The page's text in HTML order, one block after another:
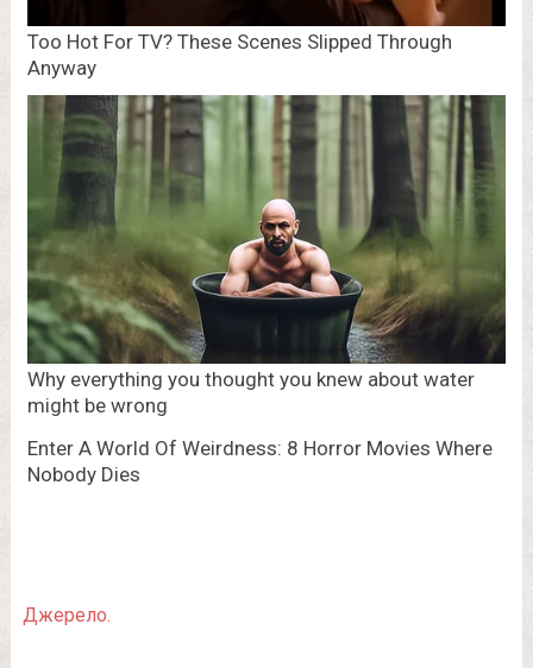
Джерело.